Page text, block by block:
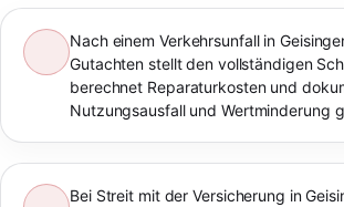
Nach einem Verkehrsunfall in
Gutachten stellt den vollständigen
berechnet Reparaturkosten und
Nutzungsausfall und Wertminderung
Bei Streit mit der Versicherung in